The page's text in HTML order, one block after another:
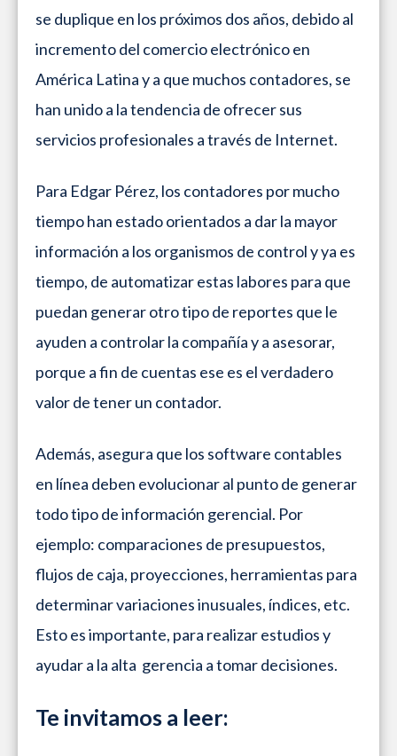
se duplique en los próximos dos años, debido al
incremento del comercio electrónico en
América Latina y a que muchos contadores, se
han unido a la tendencia de ofrecer sus
servicios profesionales a través de Internet.
Para Edgar Pérez, los contadores por mucho
tiempo han estado orientados a dar la mayor
información a los organismos de control y ya es
tiempo, de automatizar estas labores para que
puedan generar otro tipo de reportes que le
ayuden a controlar la compañía y a asesorar,
porque a fin de cuentas ese es el verdadero
valor de tener un contador.
Además, asegura que los software contables
en línea deben evolucionar al punto de generar
todo tipo de información gerencial. Por
ejemplo: comparaciones de presupuestos,
flujos de caja, proyecciones, herramientas para
determinar variaciones inusuales, índices, etc.
Esto es importante, para realizar estudios y
ayudar a la alta gerencia a tomar decisiones.
Te invitamos a leer: